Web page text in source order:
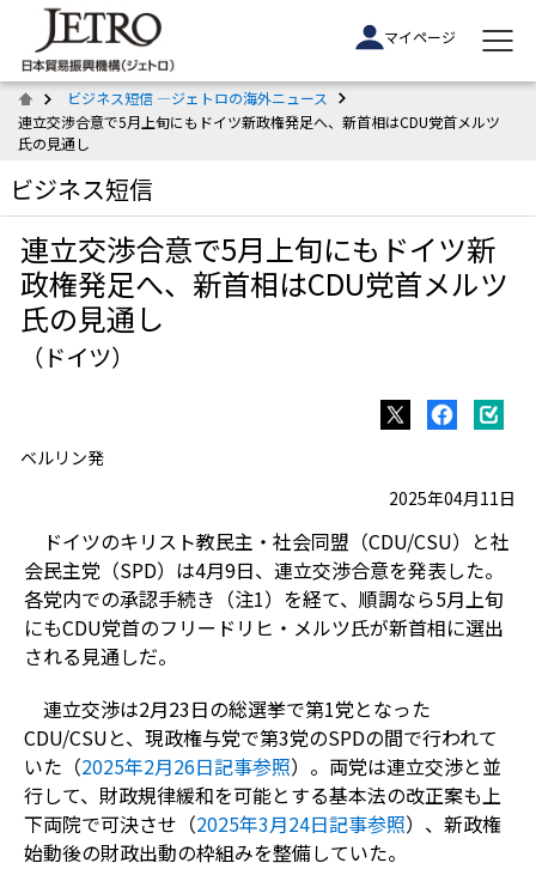
マイページ
ビジネス短信 ―ジェトロの海外ニュース
連立交渉合意で5月上旬にもドイツ新政権発足へ、新首相はCDU党首メルツ
氏の見通し
ビジネス短信
連立交渉合意で5月上旬にもドイツ新
政権発足へ、新首相はCDU党首メルツ
氏の見通し
（ドイツ）
ベルリン発
2025年04月11日
ドイツのキリスト教民主・社会同盟（CDU/CSU）と社
会民主党（SPD）は4月9日、連立交渉合意を発表した。
各党内での承認手続き（注1）を経て、順調なら5月上旬
にもCDU党首のフリードリヒ・メルツ氏が新首相に選出
される見通しだ。
連立交渉は2月23日の総選挙で第1党となった
CDU/CSUと、現政権与党で第3党のSPDの間で行われて
いた（2025年2月26日記事参照）。両党は連立交渉と並
行して、財政規律緩和を可能とする基本法の改正案も上
下両院で可決させ（2025年3月24日記事参照）、新政権
始動後の財政出動の枠組みを整備していた。